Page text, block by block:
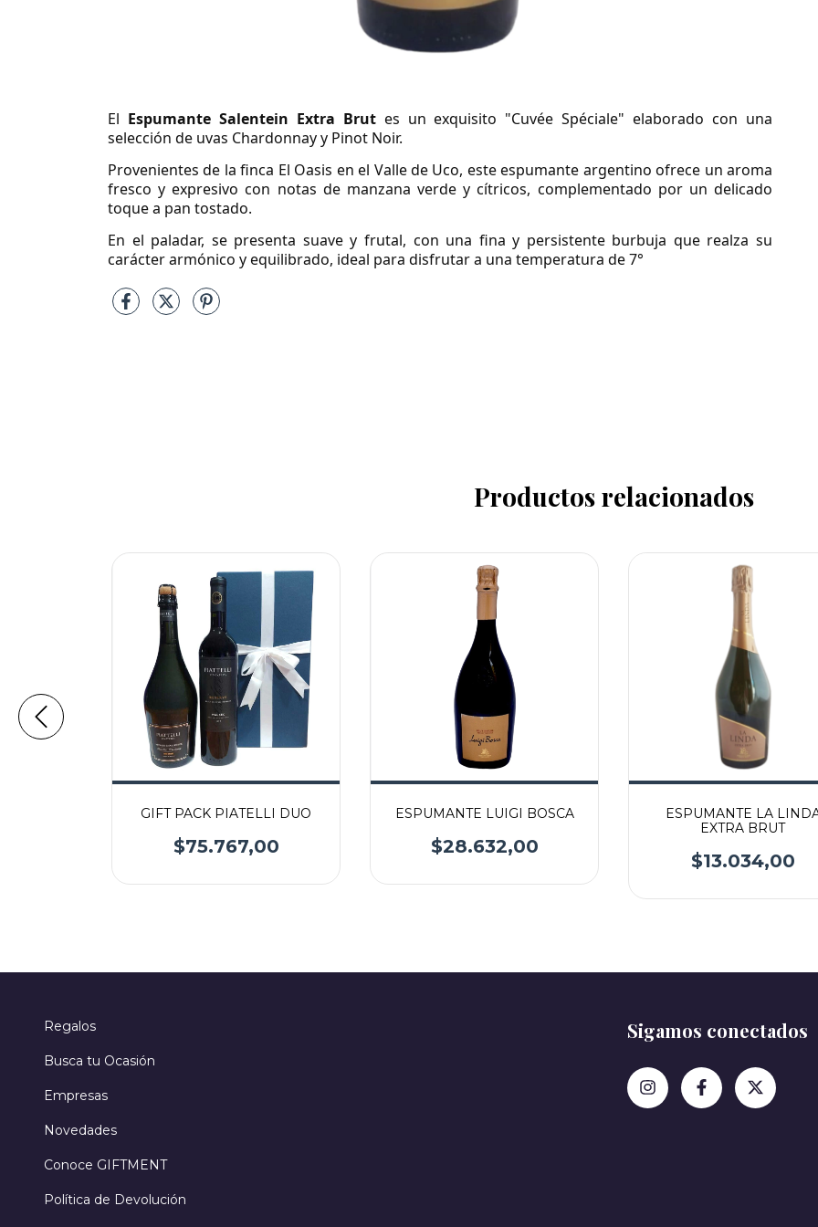
El Espumante Salentein Extra Brutes un exquisito "Cuvée Spéciale" elaborado con una
selección de uvas Chardonnay y Pinot Noir.
Provenientes de la finca El Oasis en el Valle de Uco, este espumante argentino ofrece un aroma
fresco y expresivo con notas de manzana verde y cítricos, complementado por un delicado
toque a pan tostado.
En el paladar, se presenta suave y frutal, con una fina y persistente burbuja que realza su
carácter armónico y equilibrado, ideal para disfrutar a una temperatura de 7°
Productos relacionados
GIFT PACK PIATELLI DUO
$75.767,00
ESPUMANTE LUIGI BOSCA
$28.632,00
ESPUMANTE LA
EXTRA BRUT
$13.034,00
Regalos
Busca tu Ocasión
Empresas
Novedades
Conoce GIFTMENT
Política de Devolución
Sigamos conectados